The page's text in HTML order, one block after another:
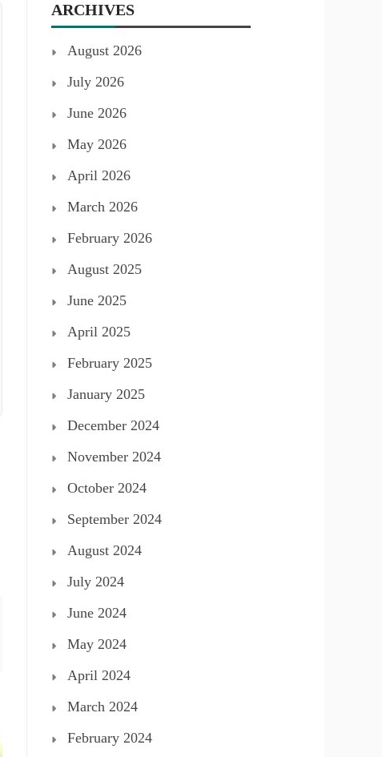
ARCHIVES
August 2026
July 2026
June 2026
May 2026
April 2026
March 2026
February 2026
August 2025
June 2025
April 2025
February 2025
January 2025
December 2024
November 2024
October 2024
September 2024
August 2024
July 2024
June 2024
May 2024
April 2024
March 2024
February 2024